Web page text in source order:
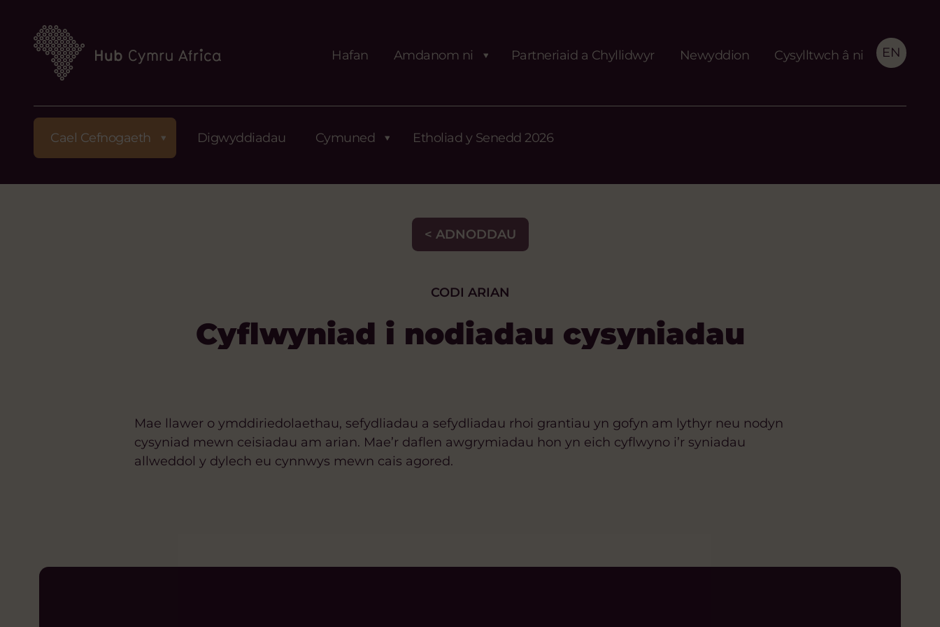
Hafan Amdanom ni Partneriaid a Chyllidwyr Newyddion Cysylltwch â ni EN
Cael Cefnogaeth Digwyddiadau Cymuned Etholiad y Senedd 2026
< ADNODDAU
CODI ARIAN
Cyflwyniad i nodiadau cysyniadau
Mae llawer o ymddiriedolaethau, sefydliadau a sefydliadau rhoi grantiau yn gofyn am lythyr neu nodyn
cysyniad mewn ceisiadau am arian. Mae’r daflen awgrymiadau hon yn eich cyflwyno i’r syniadau
allweddol y dylech eu cynnwys mewn cais agored.